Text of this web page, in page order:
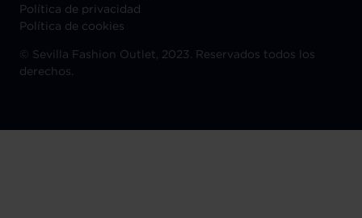
Política de privacidad
Política de cookies
© Sevilla Fashion Outlet, 2023. Reservados todos los
derechos.